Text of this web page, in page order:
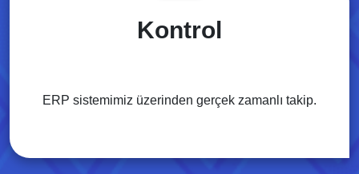
Kontrol
ERP sistemimiz üzerinden gerçek zamanlı takip.